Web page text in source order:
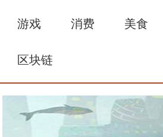
游戏 消费 美食
区块链